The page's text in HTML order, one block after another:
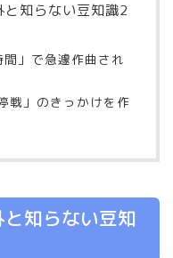
と知らない豆知識2
」で急遽作曲され
戦」のきっかけを作
と知らない豆知